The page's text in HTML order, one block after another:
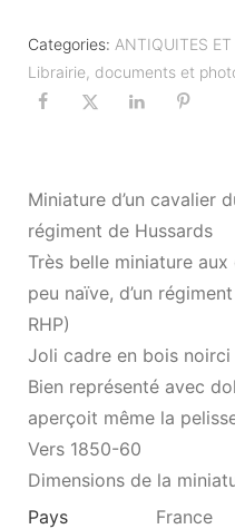
Categories: ANTIQUITES
Librairie, documents et
Miniature d’un cavalier
régiment de Hussards
Très belle miniature
peu naïve, d’un
RHP)
Joli cadre en bois
Bien représenté avec
aperçoit même la
Vers 1850-60
Dimensions de la
Pays
France